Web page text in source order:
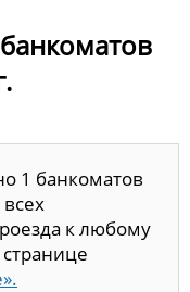
1 банкоматов
к любому